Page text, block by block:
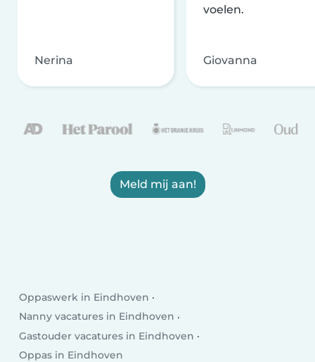
Nerina
voelen.
Giovanna
Meld mij aan!
Oppaswerk in Eindhoven
Nanny vacatures in Eindhoven
Gastouder vacatures in Eindhoven
Oppas in Eindhoven